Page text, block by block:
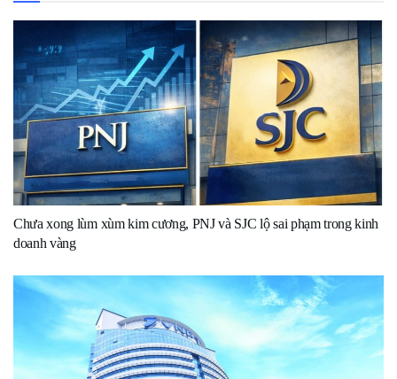
Chưa xong lùm xùm kim cương, PNJ và SJC lộ sai phạm trong kinh
doanh vàng